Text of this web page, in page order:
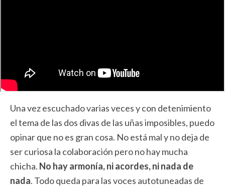
Una vez escuchado varias veces y con detenimiento
el tema de las dos divas de las uñas imposibles, puedo
opinar que no es gran cosa. No está mal y no deja de
ser curiosa la colaboración pero no hay mucha
chicha. No hay armonía, ni acordes, ni nada de
nada. Todo queda para las voces autotuneadas de